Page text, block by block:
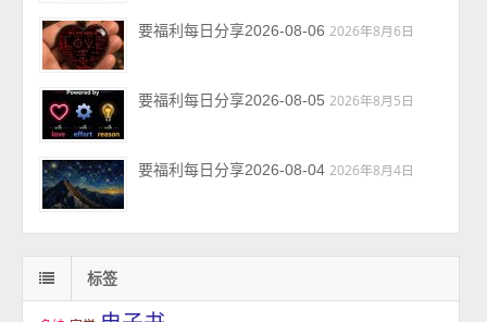
要福利每日分享2026-08-06 2026年8月6日
要福利每日分享2026-08-05 2026年8月5日
要福利每日分享2026-08-04 2026年8月4日
标签